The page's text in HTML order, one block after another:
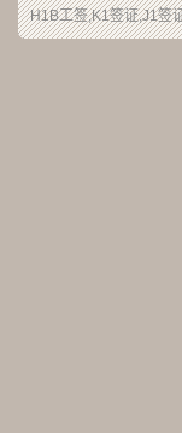
H1B工签,K1签证,J1签